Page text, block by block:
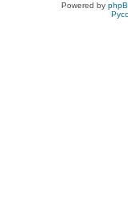
Powered by